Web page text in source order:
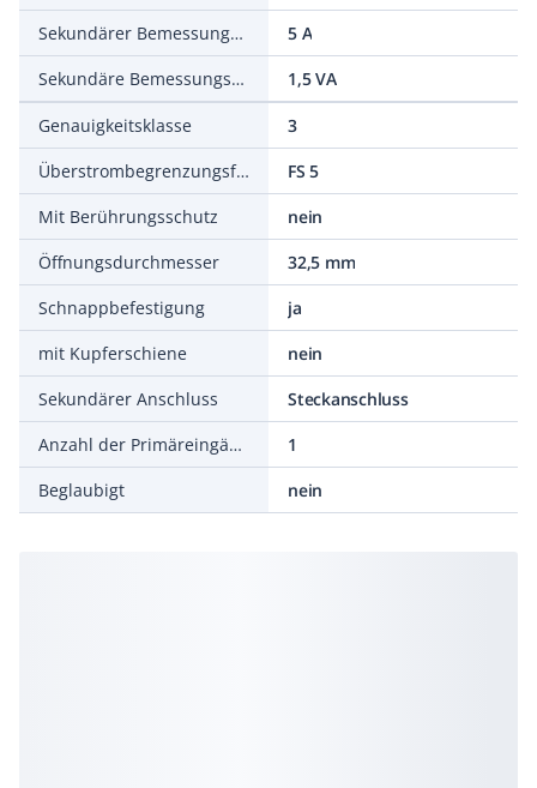
Sekundärer Bemessungsstrom
5 A
Sekundäre Bemessungsscheinleistung
1,5 VA
Genauigkeitsklasse
3
Überstrombegrenzungsfaktor
FS 5
Mit Berührungsschutz
nein
Öffnungsdurchmesser
32,5 mm
Schnappbefestigung
ja
mit Kupferschiene
nein
Sekundärer Anschluss
Steckanschluss
Anzahl der Primäreingänge
1
Beglaubigt
nein